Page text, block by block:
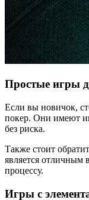
Простые игры
Если вы новичок,
покер. Они имеют
без риска.
Также стоит
является отличным
процессу.
Игры с